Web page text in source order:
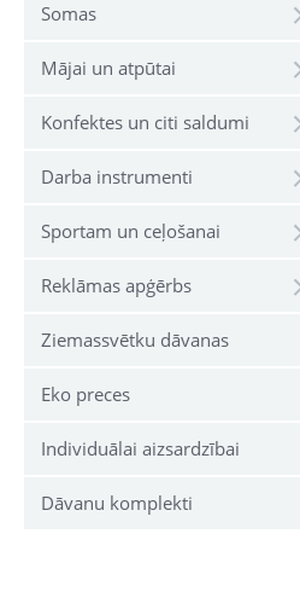
Somas
Mājai un atpūtai
Konfektes un citi saldumi
Darba instrumenti
Sportam un ceļošanai
Reklāmas apģērbs
Ziemassvētku dāvanas
Eko preces
Individuālai aizsardzībai
Dāvanu komplekti